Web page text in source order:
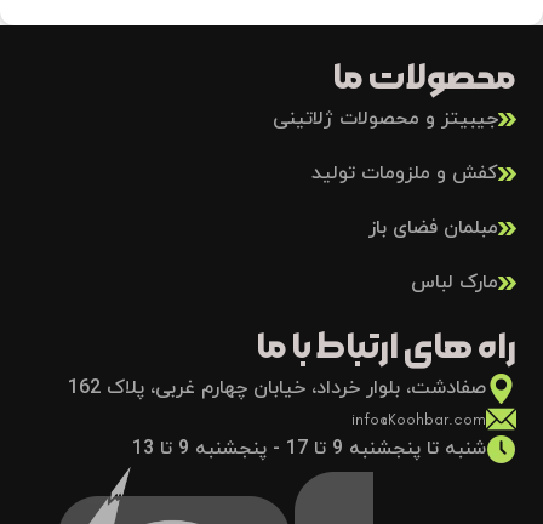
محصولات ما
جیبیتز و محصولات ژلاتینی
کفش و ملزومات تولید
مبلمان فضای باز
مارک لباس
راه های ارتباط با ما
صفادشت، بلوار خرداد، خیابان چهارم غربی، پلاک 162
info@Koohbar.com
شنبه تا پنجشنبه 9 تا 17 - پنجشنبه 9 تا 13